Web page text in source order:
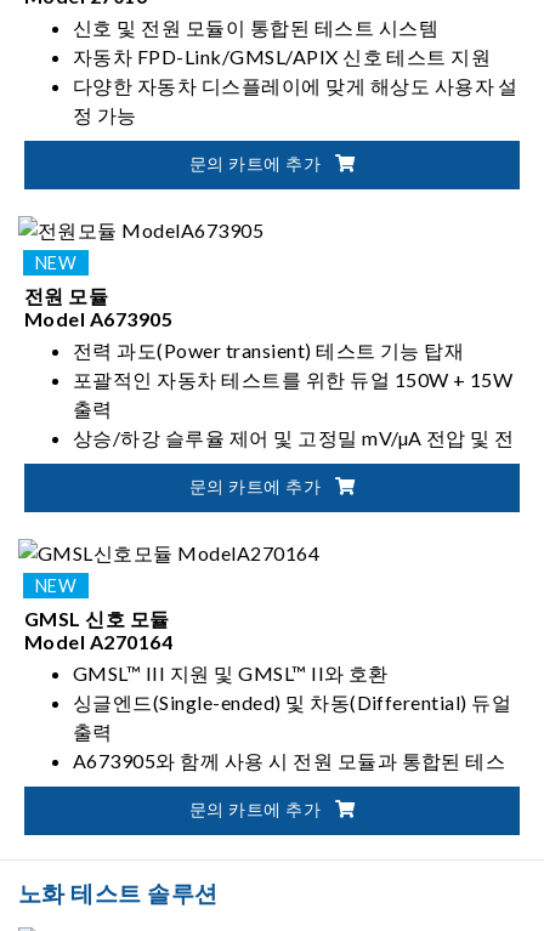
신호 및 전원 모듈이 통합된 테스트 시스템
자동차 FPD-Link/GMSL/APIX 신호 테스트 지원
다양한 자동차 디스플레이에 맞게 해상도 사용자 설
정 가능
고속 전원 과도 준수(High-speed power transient
compliance) 테스트문의 카트에 추가
전원 모듈
Model A673905
전력 과도(Power transient) 테스트 기능 탑재
포괄적인 자동차 테스트를 위한 듀얼 150W + 15W
출력
상승/하강 슬루율 제어 및 고정밀 mV/µA 전압 및 전
류 측정 지원
A27016X 신호 모듈과 통합하여 동기화된 테스트
문의 카트에 추가
GMSL 신호 모듈
Model A270164
GMSL™ III 지원 및 GMSL™ II와 호환
싱글엔드(Single-ended) 및 차동(Differential) 듀얼
출력
A673905와 함께 사용 시 전원 모듈과 통합된 테스
트 시스템 구성 가능
Lane Rate 설정: 3/6/12 Gbps
문의 카트에 추가
노화 테스트 솔루션